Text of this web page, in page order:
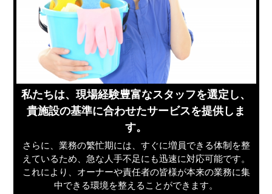
私たちは、現場経験豊富なスタッフを選定し、
貴施設の基準に合わせたサービスを提供しま
す。
さらに、業務の繁忙期には、すぐに増員できる体制を整
えているため、急な人手不足にも迅速に対応可能です。
これにより、オーナーや責任者の皆様が本来の業務に集
中できる環境を整えることができます。